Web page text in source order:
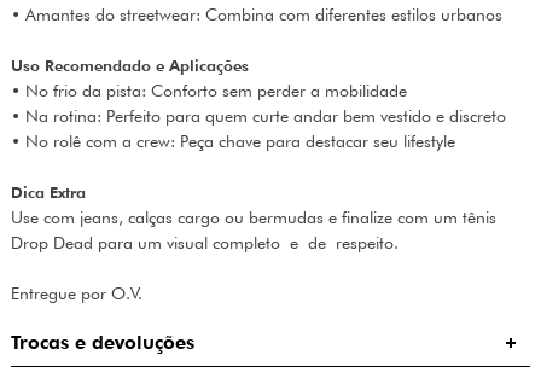
• Amantes do streetwear: Combina com diferentes estilos urbanos
Uso Recomendado e Aplicações
• No frio da pista: Conforto sem perder a mobilidade
• Na rotina: Perfeito para quem curte andar bem vestido e discreto
• No rolê com a crew: Peça chave para destacar seu lifestyle
Dica Extra
Use com jeans, calças cargo ou bermudas e finalize com um tênis
Drop Dead para um visual completo e de respeito.
Entregue por O.V.
Trocas e devoluções